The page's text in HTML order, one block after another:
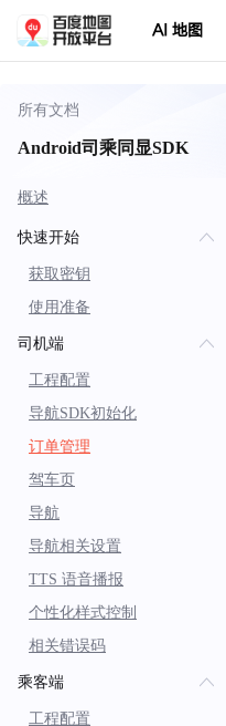
AI 地图
所有文档
Android司乘同显SDK
概述
快速开始
获取密钥
使用准备
司机端
工程配置
导航SDK初始化
订单管理
驾车页
导航
导航相关设置
TTS 语音播报
个性化样式控制
相关错误码
乘客端
工程配置